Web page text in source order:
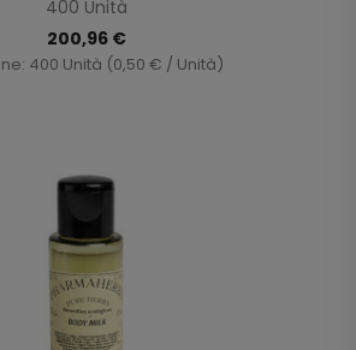
400 Unità
200,96 €
400 Unità (0,50 € / Unità)